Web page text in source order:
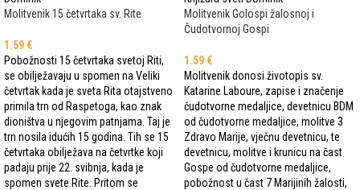
Molitvenik 15 četvrtaka sv. Rite
1.59 €
Pobožnosti 15 četvrtaka svetoj Riti,
se obilježavaju u spomen na Veliki
četvrtak kada je sveta Rita otajstveno
primila trn od Raspetoga, kao znak
dioništva u njegovim patnjama. Taj je
trn nosila idućih 15 godina. Tih se 15
četvrtaka obilježava na četvrtke koji
padaju prije 22. svibnja, kada je
spomen svete Rite. Pritom se
Molitvenik Golospi žalosnoj i
Čudotvornoj Gospi
1.59 €
Molitvenik donosi životopis sv.
Katarine Laboure, zapise i značenje
čudotvorne medaljice, devetnicu BDM
od čudotvorne medaljice, molitve 3
Zdravo Marije, vječnu devetnicu, te
devetnicu, molitve i krunicu na čast
Gospe od čudotvorne medaljice,
pobožnost u čast 7 Marijinih žalosti,